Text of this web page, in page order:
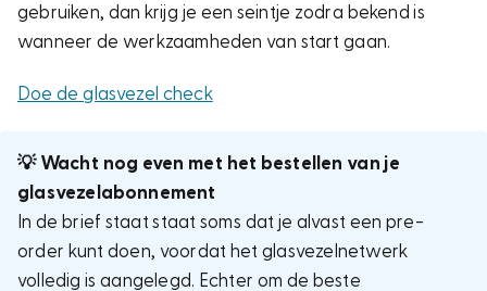
gebruiken, dan krijg je een seintje zodra bekend is
wanneer de werkzaamheden van start gaan.
Doe de glasvezel check
💡 Wacht nog even met het bestellen van je
glasvezelabonnement
In de brief staat staat soms dat je alvast een pre-
order kunt doen, voordat het glasvezelnetwerk
volledig is aangelegd. Echter om de beste